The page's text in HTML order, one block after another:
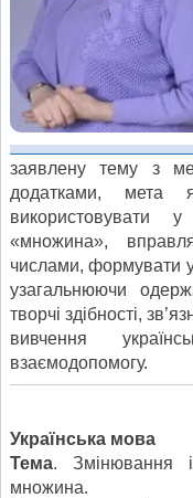
заявлену тему з
додатками, мета
«множина»,
числами, формувати
узагальнюючи
творчі здібності,
вивчення
взаємодопомогу.
Українська мова
Тема. Змінювання
множина.